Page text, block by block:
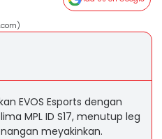
EVOS Esports dengan
MPL ID S17, menutup leg
meyakinkan.